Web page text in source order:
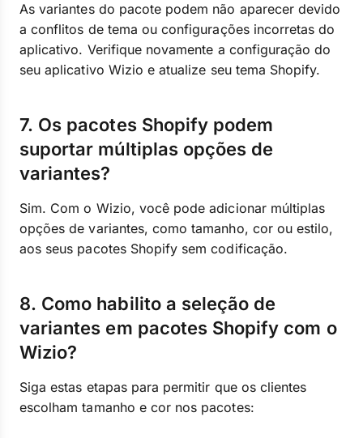
As variantes do pacote podem não aparecer devido
a conflitos de tema ou configurações incorretas do
aplicativo. Verifique novamente a configuração do
seu aplicativo Wizio e atualize seu tema Shopify.
7. Os pacotes Shopify podem
suportar múltiplas opções de
variantes?
Sim. Com o Wizio, você pode adicionar múltiplas
opções de variantes, como tamanho, cor ou estilo,
aos seus pacotes Shopify sem codificação.
8. Como habilito a seleção de
variantes em pacotes Shopify com o
Wizio?
Siga estas etapas para permitir que os clientes
escolham tamanho e cor nos pacotes: